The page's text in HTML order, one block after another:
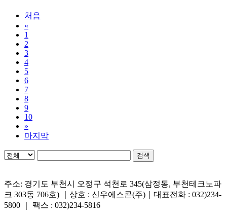
처음
«
1
2
3
4
5
6
7
8
9
10
»
마지막
검색
주소: 경기도 부천시 오정구 석천로 345(삼정동, 부천테크노파
크 303동 706호) ｜상호 : 신우에스콘(주)｜대표전화 : 032)234-
5800 ｜ 팩스 : 032)234-5816